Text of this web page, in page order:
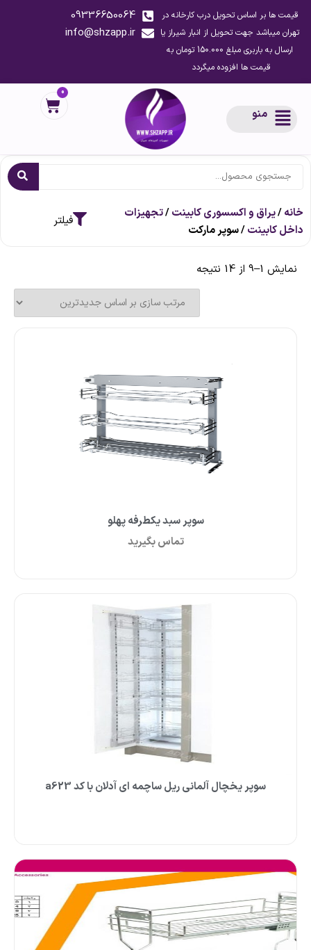
قیمت ها بر اساس تحویل درب کارخانه در
تهران میباشد جهت تحویل از انبار شیراز یا
ارسال به باربری مبلغ 150.000 تومان به
قیمت ها افزوده میگردد
09336650064
info@shzapp.ir
منو
0
خانه/یراق و اکسسوری کابینت/تجهیزات
داخل کابینت/ سوپر مارکت
نمایش 1–9 از 14 نتیجه
سوپر سبد یکطرفه پهلو
تماس بگیرید
سوپر یخچال آلمانی ریل ساچمه ای آدلان با کد a623